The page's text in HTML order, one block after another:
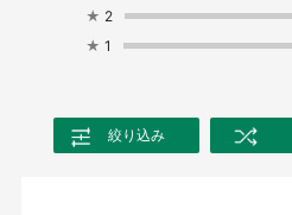
★ 2
★ 1
絞り込み